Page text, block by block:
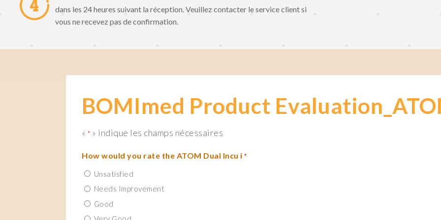
dans les 24 heures suivant la réception. Veuillez contacter le service client si
vous ne recevez pas de confirmation.
BOMImed Product
«* » indique les champs nécessaires
How would you rate the ATOM Dual Incu i *
Unsatisfied
Needs Improvement
Good